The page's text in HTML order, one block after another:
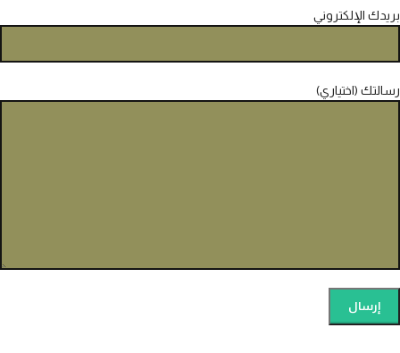
بريدك الإلكتروني
رسالتك (اختياري)